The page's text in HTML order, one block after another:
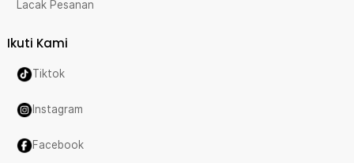
Lacak Pesanan
Ikuti Kami
Tiktok
Instagram
Facebook